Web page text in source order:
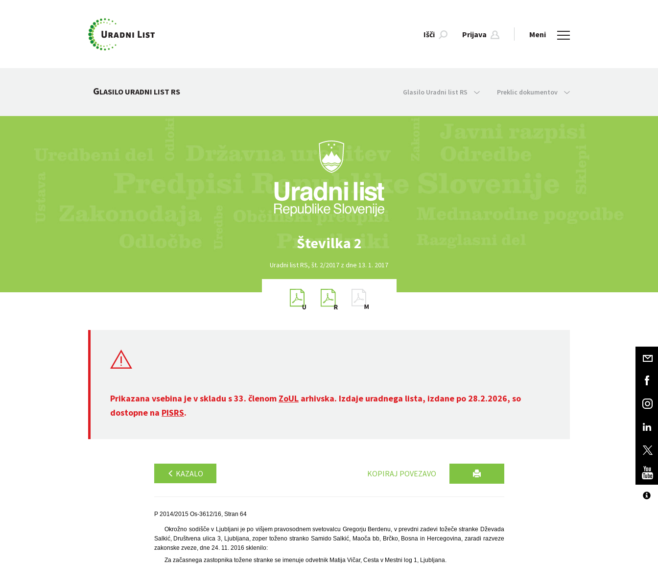
Išči Prijava Meni
GLASILO URADNI LIST RS Glasilo Uradni list RS Preklic dokumentov
Številka 2
Uradni list RS, št. 2/2017 z dne 13. 1. 2017
Prikazana vsebina je v skladu s 33. členom ZoUL arhivska. Izdaje uradnega lista, izdane po 28.2.2026, so
dostopne na PISRS.
KAZALO KOPIRAJ POVEZAVO
P 2014/2015 Os-3612/16, Stran 64
Okrožno sodišče v Ljubljani je po višjem pravosodnem svetovalcu Gregorju Berdenu, v prevdni zadevi tožeče stranke Dževada
Salkić, Društvena ulica 3, Ljubljana, zoper toženo stranko Samido Salkić, Maoča bb, Brčko, Bosna in Hercegovina, zaradi razveze
zakonske zveze, dne 24. 11. 2016 sklenilo:
Za začasnega zastopnika tožene stranke se imenuje odvetnik Matija Vičar, Cesta v Mestni log 1, Ljubljana.